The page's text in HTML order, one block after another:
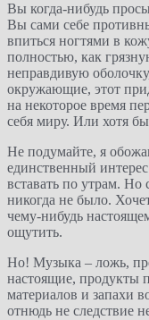
Вы когда-нибудь
Вы сами себе
впиться ногтями в
полностью, как
неправдивую
окружающие, этот
на некоторое время
себя миру. Или хотя
Не подумайте, я
единственный
вставать по утрам. Но
никогда не было.
чему-нибудь
ощутить.
Но! Музыка – ложь,
настоящие, продукты
материалов и запахи
отнюдь не следствие